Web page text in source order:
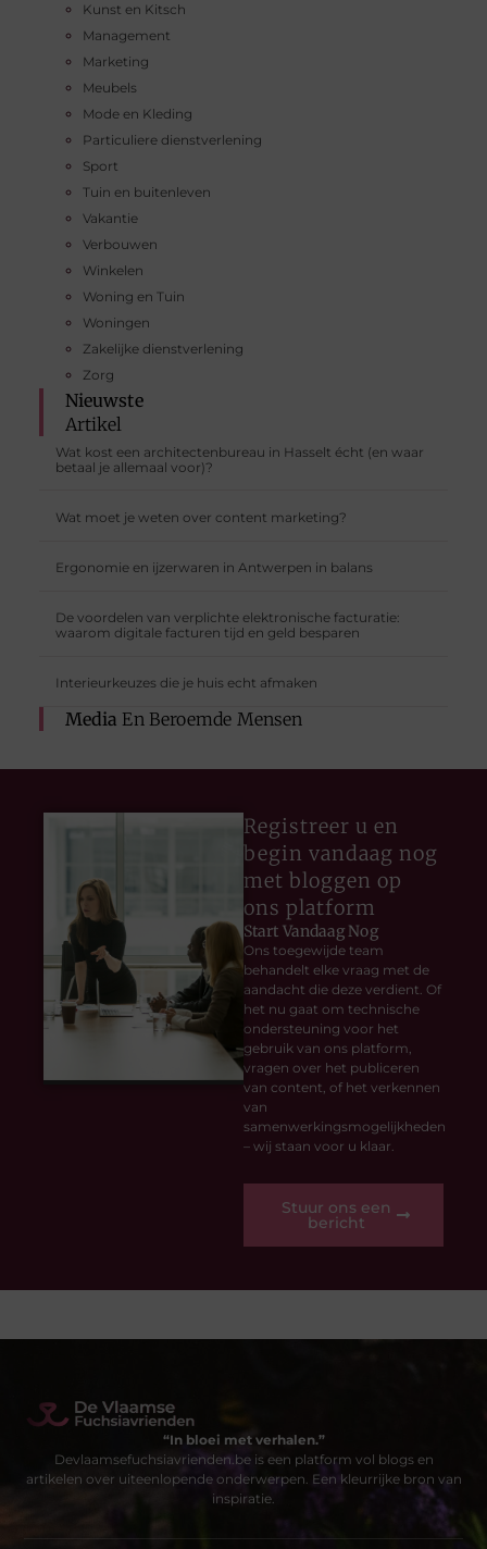
Kunst en Kitsch
Management
Marketing
Meubels
Mode en Kleding
Particuliere dienstverlening
Sport
Tuin en buitenleven
Vakantie
Verbouwen
Winkelen
Woning en Tuin
Woningen
Zakelijke dienstverlening
Zorg
Nieuwste
Artikel
Wat kost een architectenbureau in Hasselt écht (en waar
betaal je allemaal voor)?
Wat moet je weten over content marketing?
Ergonomie en ijzerwaren in Antwerpen in balans
De voordelen van verplichte elektronische facturatie:
waarom digitale facturen tijd en geld besparen
Interieurkeuzes die je huis echt afmaken
Media En Beroemde Mensen
Registreer u en
begin vandaag nog
met bloggen op
ons platform
Start Vandaag Nog
Ons toegewijde team
behandelt elke vraag met de
aandacht die deze verdient. Of
het nu gaat om technische
ondersteuning voor het
gebruik van ons platform,
vragen over het publiceren
van content, of het verkennen
van
samenwerkingsmogelijkheden
– wij staan voor u klaar.
Stuur ons een
bericht
“In bloei met verhalen.”
Devlaamsefuchsiavrienden.be is een platform vol blogs en
artikelen over uiteenlopende onderwerpen. Een kleurrijke bron van
inspiratie.